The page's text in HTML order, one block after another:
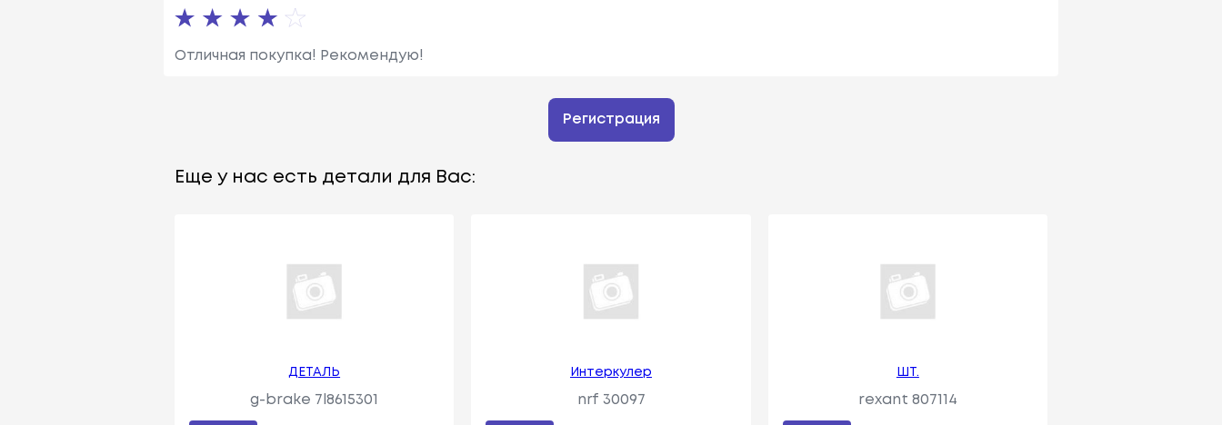
Отличная покупка! Рекомендую!
Регистрация
Еще у нас есть детали для Вас:
ДЕТАЛЬ
g-brake 7l8615301
Интеркулер
nrf 30097
ШТ.
rexant 807114